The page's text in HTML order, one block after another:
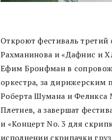
Откроют фестиваль
Рахманинова и «Дафнис и
Ефим Бронфман в
оркестра, за дирижерским
Роберта Шумана и Феликса
Плетнев, а завершат
и «Концерт No. 3 для
исполнении скрипачки